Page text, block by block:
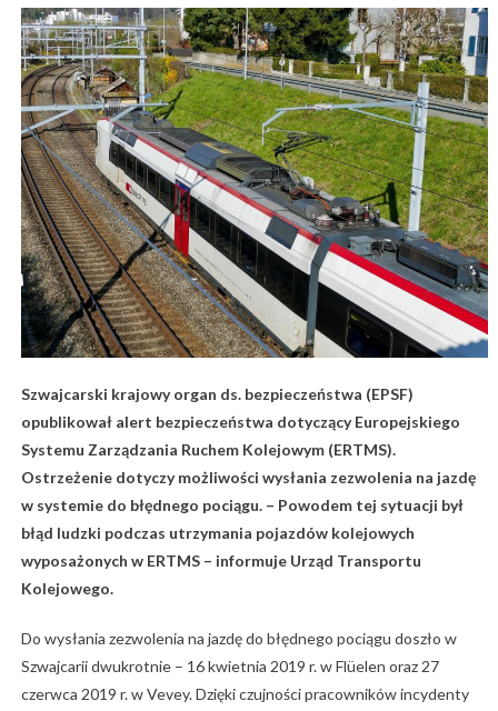
Szwajcarski krajowy organ ds. bezpieczeństwa (EPSF)
opublikował alert bezpieczeństwa dotyczący Europejskiego
Systemu Zarządzania Ruchem Kolejowym (ERTMS).
Ostrzeżenie dotyczy możliwości wysłania zezwolenia na jazdę
w systemie do błędnego pociągu. – Powodem tej sytuacji był
błąd ludzki podczas utrzymania pojazdów kolejowych
wyposażonych w ERTMS – informuje Urząd Transportu
Kolejowego.
Do wysłania zezwolenia na jazdę do błędnego pociągu doszło w
Szwajcarii dwukrotnie – 16 kwietnia 2019 r. w Flüelen oraz 27
czerwca 2019 r. w Vevey. Dzięki czujności pracowników incydenty